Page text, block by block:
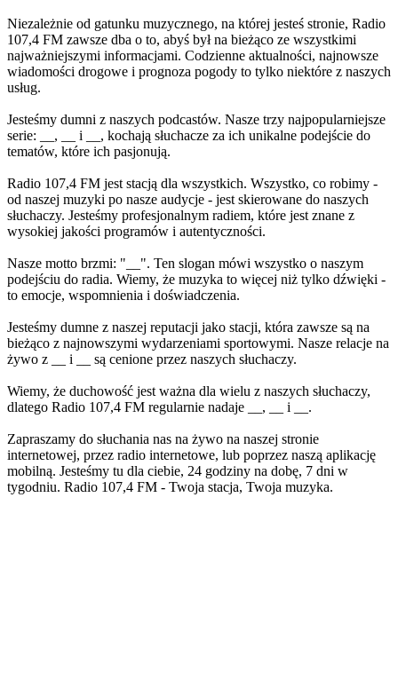
Niezależnie od gatunku muzycznego, na której jesteś stronie, Radio
107,4 FM zawsze dba o to, abyś był na bieżąco ze wszystkimi
najważniejszymi informacjami. Codzienne aktualności, najnowsze
wiadomości drogowe i prognoza pogody to tylko niektóre z naszych
usług.
Jesteśmy dumni z naszych podcastów. Nasze trzy najpopularniejsze
serie: __, __ i __, kochają słuchacze za ich unikalne podejście do
tematów, które ich pasjonują.
Radio 107,4 FM jest stacją dla wszystkich. Wszystko, co robimy -
od naszej muzyki po nasze audycje - jest skierowane do naszych
słuchaczy. Jesteśmy profesjonalnym radiem, które jest znane z
wysokiej jakości programów i autentyczności.
Nasze motto brzmi: "__". Ten slogan mówi wszystko o naszym
podejściu do radia. Wiemy, że muzyka to więcej niż tylko dźwięki -
to emocje, wspomnienia i doświadczenia.
Jesteśmy dumne z naszej reputacji jako stacji, która zawsze są na
bieżąco z najnowszymi wydarzeniami sportowymi. Nasze relacje na
żywo z __ i __ są cenione przez naszych słuchaczy.
Wiemy, że duchowość jest ważna dla wielu z naszych słuchaczy,
dlatego Radio 107,4 FM regularnie nadaje __, __ i __.
Zapraszamy do słuchania nas na żywo na naszej stronie
internetowej, przez radio internetowe, lub poprzez naszą aplikację
mobilną. Jesteśmy tu dla ciebie, 24 godziny na dobę, 7 dni w
tygodniu. Radio 107,4 FM - Twoja stacja, Twoja muzyka.